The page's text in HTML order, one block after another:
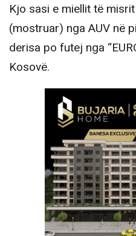
Kjo sasi e miellit të
(mostruar) nga AUV në
derisa po futej nga
Kosovë.